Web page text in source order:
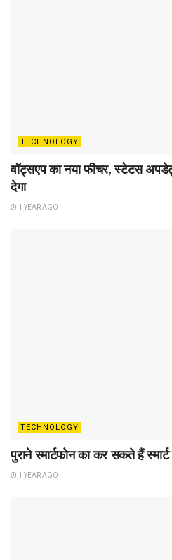
TECHNOLOGY
वॉट्सएप का नया फीचर, स्टेटस
देगा
1 YEAR AGO
TECHNOLOGY
पुराने स्मार्टफोन का कर सकते हैं
1 YEAR AGO